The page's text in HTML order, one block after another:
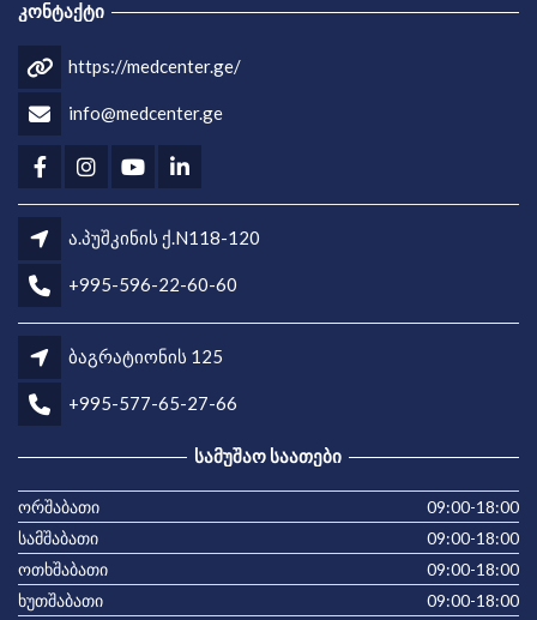
ᲙᲝᲜᲢᲐᲥᲢᲘ
https://medcenter.ge/
info@medcenter.ge
ა.პუშკინის ქ.N118-120
+995-596-22-60-60
ბაგრატიონის 125
+995-577-65-27-66
ᲡᲐᲛᲣᲨᲐᲝ ᲡᲐᲐᲗᲔᲑᲘ
ორშაბათი
09:00-18:00
სამშაბათი
09:00-18:00
ოთხშაბათი
09:00-18:00
ხუთშაბათი
09:00-18:00